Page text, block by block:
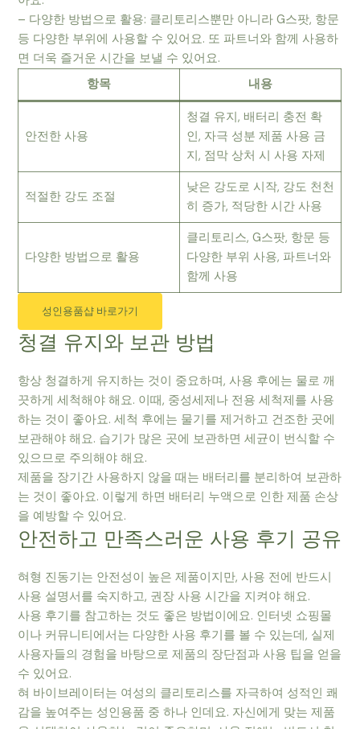
– 다양한 방법으로 활용: 클리토리스뿐만 아니라 G스팟, 항문
등 다양한 부위에 사용할 수 있어요. 또 파트너와 함께 사용하
면 더욱 즐거운 시간을 보낼 수 있어요.
항목
내용
안전한 사용
청결 유지, 배터리 충전 확
인, 자극 성분 제품 사용 금
지, 점막 상처 시 사용 자제
적절한 강도 조절
낮은 강도로 시작, 강도 천천
히 증가, 적당한 시간 사용
다양한 방법으로 활용
클리토리스, G스팟, 항문 등
다양한 부위 사용, 파트너와
함께 사용
성인용품샵 바로가기
청결 유지와 보관 방법
항상 청결하게 유지하는 것이 중요하며, 사용 후에는 물로 깨
끗하게 세척해야 해요. 이때, 중성세제나 전용 세척제를 사용
하는 것이 좋아요. 세척 후에는 물기를 제거하고 건조한 곳에
보관해야 해요. 습기가 많은 곳에 보관하면 세균이 번식할 수
있으므로 주의해야 해요.
제품을 장기간 사용하지 않을 때는 배터리를 분리하여 보관하
는 것이 좋아요. 이렇게 하면 배터리 누액으로 인한 제품 손상
을 예방할 수 있어요.
안전하고 만족스러운 사용 후기 공유
혀형 진동기는 안전성이 높은 제품이지만, 사용 전에 반드시
사용 설명서를 숙지하고, 권장 사용 시간을 지켜야 해요.
사용 후기를 참고하는 것도 좋은 방법이에요. 인터넷 쇼핑몰
이나 커뮤니티에서는 다양한 사용 후기를 볼 수 있는데, 실제
사용자들의 경험을 바탕으로 제품의 장단점과 사용 팁을 얻을
수 있어요.
혀 바이브레이터는 여성의 클리토리스를 자극하여 성적인 쾌
감을 높여주는 성인용품 중 하나 인데요. 자신에게 맞는 제품